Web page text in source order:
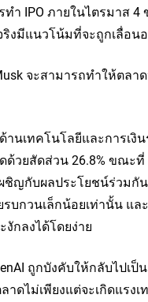
ำ IPO ภายในไตรมาส
งมีแนวโน้มที่จะถูกเลื่อน
จะสามารถทำให้ตล
นเทคโนโลยีและการเงิ
ยสัดส่วน 26.8% ขณะที่
ชิญกับผลประโยชน์ร่วมกั
รบกวนเล็กน้อยเท่านั้น
กลงได้โดยง่าย
ถูกบังคับให้กลับไปเ
ดไม่เพียงแต่จะเกิดแรง